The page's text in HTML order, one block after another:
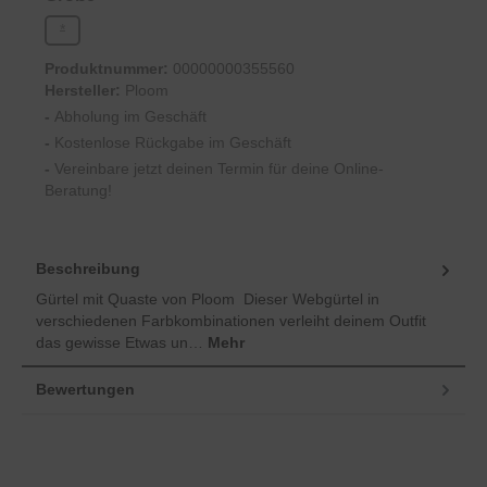
Produktnummer: 00000000355560
Hersteller: Ploom
- Abholung im Geschäft
- Kostenlose Rückgabe im Geschäft
- Vereinbare jetzt deinen Termin für deine Online-
Beratung!
Beschreibung
Gürtel mit Quaste von Ploom Dieser Webgürtel in
verschiedenen Farbkombinationen verleiht deinem Outfit
das gewisse Etwas un…
Mehr
Bewertungen